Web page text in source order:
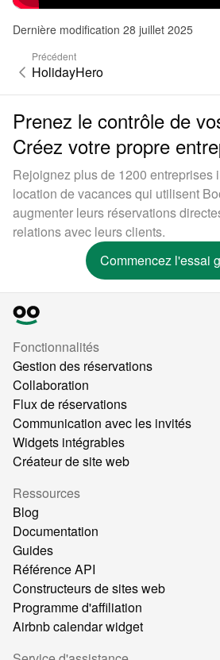
Dernière modification 28 juillet 2025
Précédent
HolidayHero
Prenez le contrôle de
Créez votre propre
Rejoignez plus de 1200 entreprises
location de vacances qui utilisent
augmenter leurs réservations
relations avec leurs clients.
Commencez l'essai
Fonctionnalités
Gestion des réservations
Collaboration
Flux de réservations
Communication avec les invités
Widgets intégrables
Créateur de site web
Ressources
Blog
Documentation
Guides
Référence API
Constructeurs de sites web
Programme d'affiliation
Airbnb calendar widget